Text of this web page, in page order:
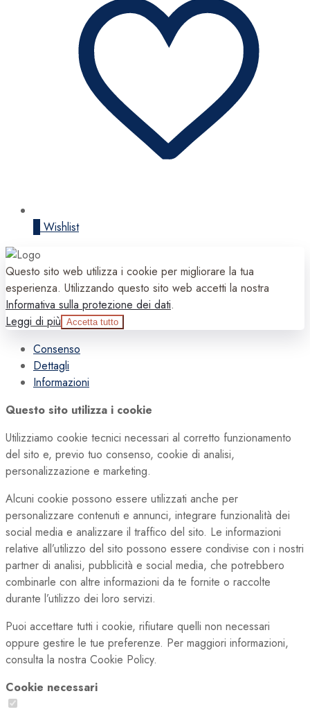
Wishlist
Questo sito web utilizza i cookie per migliorare la tua
esperienza. Utilizzando questo sito web accetti la nostra
Informativa sulla protezione dei dati.
Leggi di più Accetta tutto
Consenso
Dettagli
Informazioni
Questo sito utilizza i cookie
Utilizziamo cookie tecnici necessari al corretto funzionamento
del sito e, previo tuo consenso, cookie di analisi,
personalizzazione e marketing.
Alcuni cookie possono essere utilizzati anche per
personalizzare contenuti e annunci, integrare funzionalità dei
social media e analizzare il traffico del sito. Le informazioni
relative all’utilizzo del sito possono essere condivise con i nostri
partner di analisi, pubblicità e social media, che potrebbero
combinarle con altre informazioni da te fornite o raccolte
durante l’utilizzo dei loro servizi.
Puoi accettare tutti i cookie, rifiutare quelli non necessari
oppure gestire le tue preferenze. Per maggiori informazioni,
consulta la nostra Cookie Policy.
Cookie necessari